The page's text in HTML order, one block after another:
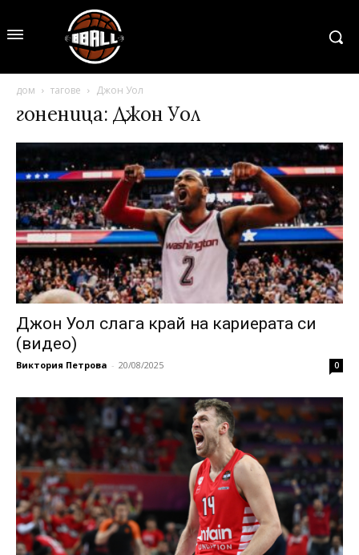
дом тагове Джон Уол
гоненица: Джон Уол
Джон Уол слага край на кариерата си
(видео)
Виктория Петрова - 20/08/2025 0